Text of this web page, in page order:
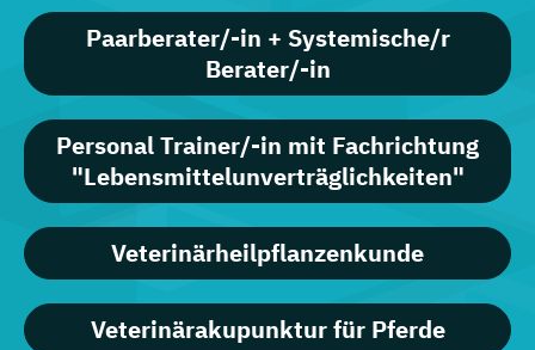
Paarberater/-in + Systemische/r
Berater/-in
Personal Trainer/-in mit Fachrichtung
"Lebensmittelunverträglichkeiten"
Veterinärheilpflanzenkunde
Veterinärakupunktur für Pferde